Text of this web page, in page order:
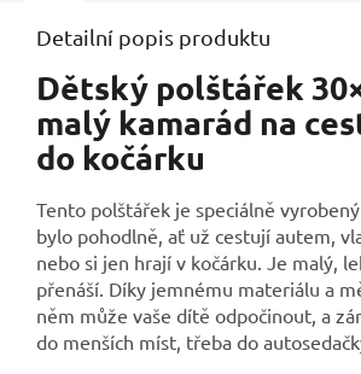
Detailní popis produktu
Dětský polštářek
malý kamarád na
do kočárku
Tento polštářek je speciálně
bylo pohodlně, ať už cestují autem,
nebo si jen hrají v kočárku. Je malý,
přenáší. Díky jemnému materiálu a
něm může vaše dítě odpočinout, a
do menších míst, třeba do